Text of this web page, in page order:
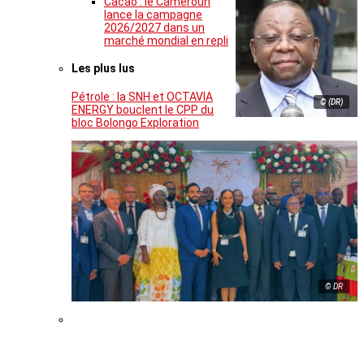
© (DR)
lance la campagne
2026/2027 dans un
marché mondial en repli
Les plus lus
Pétrole : la SNH et OCTAVIA
ENERGY bouclent le CPP du
bloc Bolongo Exploration
© DR